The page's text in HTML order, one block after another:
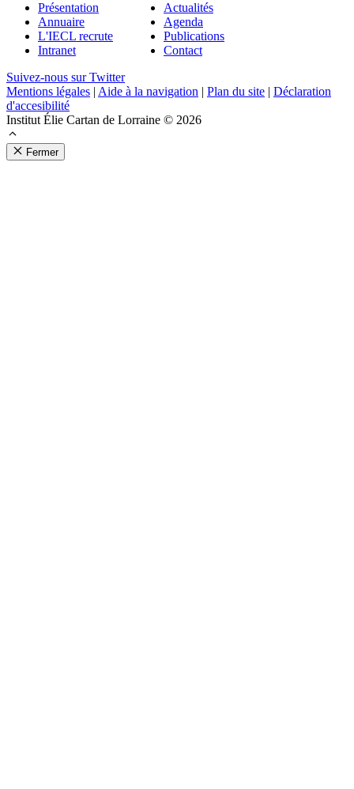
Présentation
Annuaire
L'IECL recrute
Intranet
Actualités
Agenda
Publications
Contact
Suivez-nous sur Twitter
Mentions légales | Aide à la navigation | Plan du site | Déclaration
d'accesibilité
Institut Élie Cartan de Lorraine © 2026
Fermer